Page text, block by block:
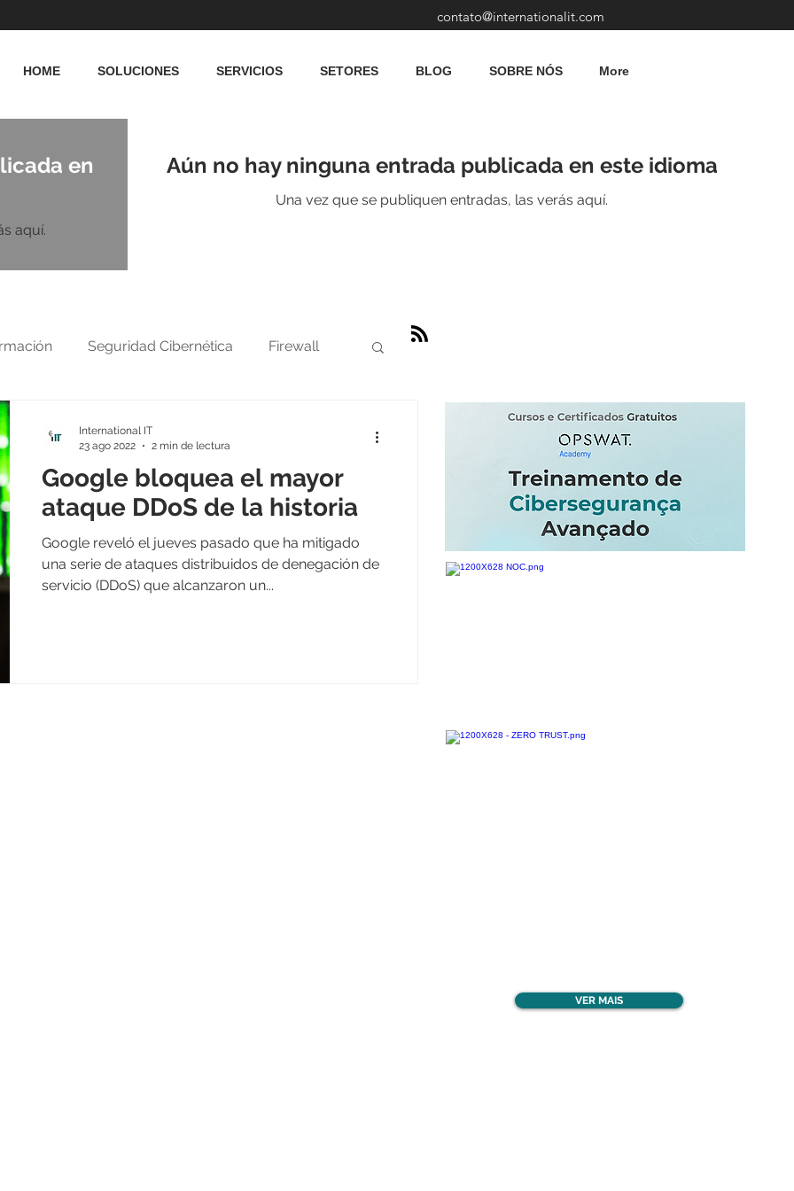
contato@internationalit.com
HOME SOLUCIONES SERVICIOS SETORES BLOG SOBRE NÓS More
Aún no hay ninguna entrada publicada en este idioma
Una vez que se publiquen entradas, las verás aquí.
en
aquí.
Seguridad Cibernética Firewall
Google bloquea el mayor
ataque DDoS de la historia
Google reveló el jueves pasado que ha mitigado
una serie de ataques distribuidos de denegación de
servicio (DDoS) que alcanzaron un...
International IT
23 ago 2022
2 min de lectura
VER MAIS